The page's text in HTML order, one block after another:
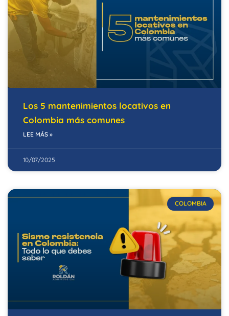
Los 5 mantenimientos locativos en
Colombia más comunes
LEE MÁS »
10/07/2025
COLOMBIA